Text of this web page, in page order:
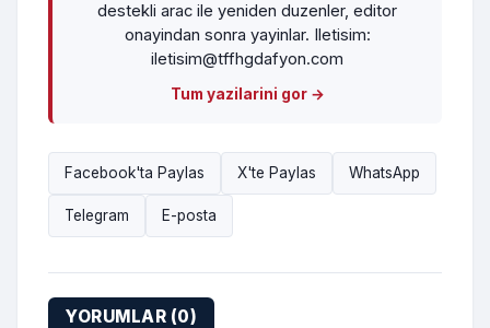
destekli arac ile yeniden duzenler, editor
onayindan sonra yayinlar. Iletisim:
iletisim@tffhgdafyon.com
Tum yazilarini gor →
Facebook'ta Paylas X'te Paylas WhatsApp
Telegram E-posta
YORUMLAR (0)